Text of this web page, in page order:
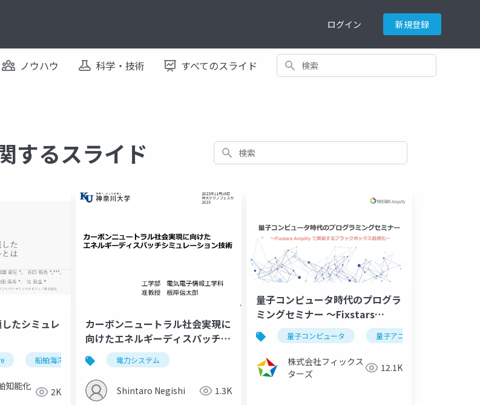
ログイン 新規登録
ノウハウ 科学・技術 すべてのスライド 検索
するスライド 検索
たシミュレ
船舶海洋工学 自動運航船 船舶操縦性能
知能化
2K
カーボンニュートラル社会実現に
向けたエネルギーディスパッチシ
ミュレーション技術
電力システム
Shintaro Negishi 1.3K
量子コンピュータ時代のプログラ
ミングセミナー ～Fixstars
Amplifyで実装するブラックボッ
クス最適化～
（2023/10/12） 学術・開発研
究者向け
量子コンピュータ 量子アニーリング
株式会社フィックス
ターズ
12.1K